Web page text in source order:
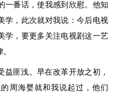
一番话，使我感到欣慰。他知
学，此次就对我说：今后电视
学，要更多关注电视剧这一艺
益匪浅。早在改革开放之初，
周海婴就和我说起过，他们